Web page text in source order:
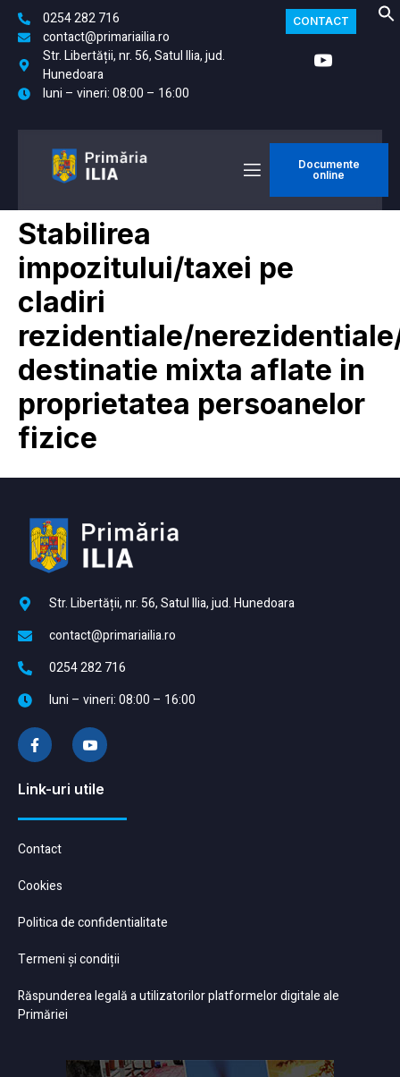
0254 282 716
contact@primariailia.ro
Str. Libertății, nr. 56, Satul Ilia, jud.
Hunedoara
luni – vineri: 08:00 – 16:00
CONTACT
Documente
online
Stabilirea
impozitului/taxei pe
cladiri
rezidentiale/
destinatie mixta aflate in
proprietatea persoanelor
fizice
Str. Libertății, nr. 56, Satul Ilia, jud. Hunedoara
contact@primariailia.ro
0254 282 716
luni – vineri: 08:00 – 16:00
Link-uri utile
Contact
Cookies
Politica de confidentialitate
Termeni și condiții
Răspunderea legală a utilizatorilor platformelor digitale ale
Primăriei